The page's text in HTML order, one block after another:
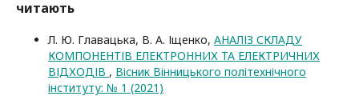
читають
Л. Ю. Главацька, В. А. Іщенко, АНАЛІЗ СКЛАДУ
КОМПОНЕНТІВ ЕЛЕКТРОННИХ ТА ЕЛЕКТРИЧНИХ
ВІДХОДІВ , Вісник Вінницького політехнічного
інституту: № 1 (2021)